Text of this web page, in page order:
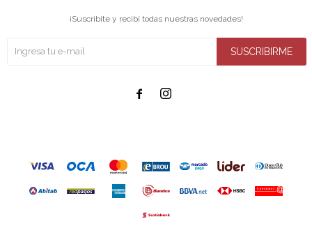
¡Suscribite y recibí todas nuestras novedades!
SUSCRIBIRME
 